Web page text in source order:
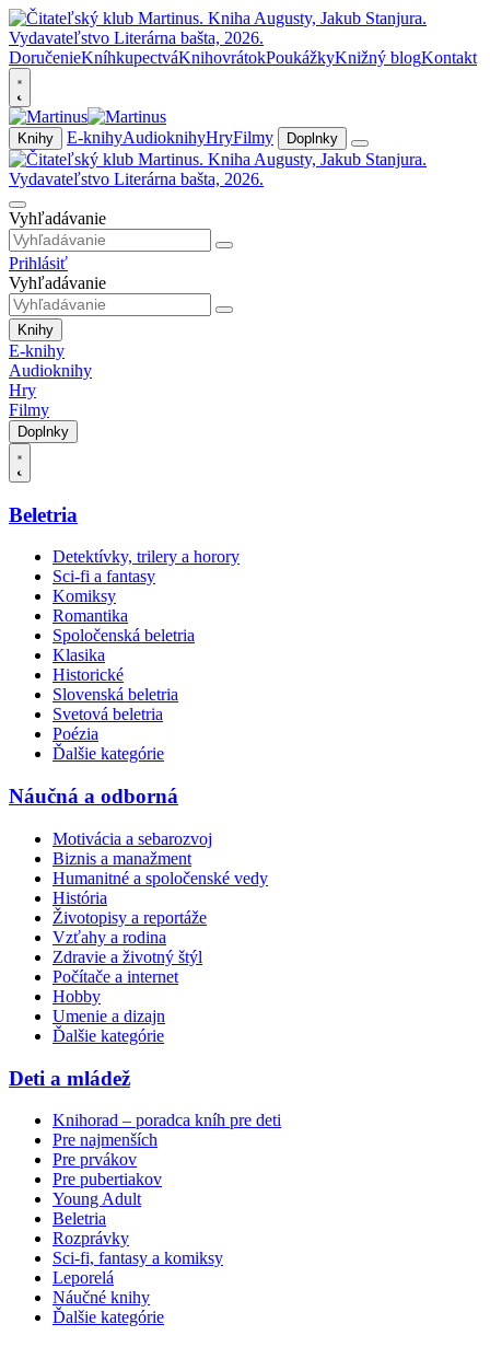
DoručenieKníhkupectváKnihovrátokPoukážkyKnižný blogKontakt
Knihy E-knihyAudioknihyHryFilmy Doplnky
Vyhľadávanie
Prihlásiť
Vyhľadávanie
Knihy
E-knihy
Audioknihy
Hry
Filmy
Doplnky
Beletria
Detektívky, trilery a horory
Sci-fi a fantasy
Komiksy
Romantika
Spoločenská beletria
Klasika
Historické
Slovenská beletria
Svetová beletria
Poézia
Ďalšie kategórie
Náučná a odborná
Motivácia a sebarozvoj
Biznis a manažment
Humanitné a spoločenské vedy
História
Životopisy a reportáže
Vzťahy a rodina
Zdravie a životný štýl
Počítače a internet
Hobby
Umenie a dizajn
Ďalšie kategórie
Deti a mládež
Knihorad – poradca kníh pre deti
Pre najmenších
Pre prvákov
Pre pubertiakov
Young Adult
Beletria
Rozprávky
Sci-fi, fantasy a komiksy
Leporelá
Náučné knihy
Ďalšie kategórie